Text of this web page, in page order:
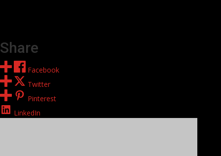
Share
Facebook
Twitter
Pinterest
LinkedIn